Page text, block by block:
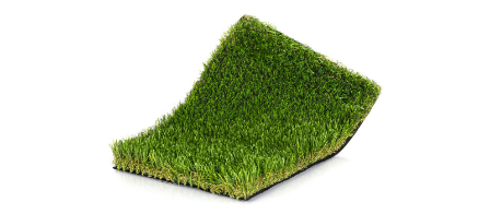
FIRE PROOF CHILD SAFE BACTERIA FREE